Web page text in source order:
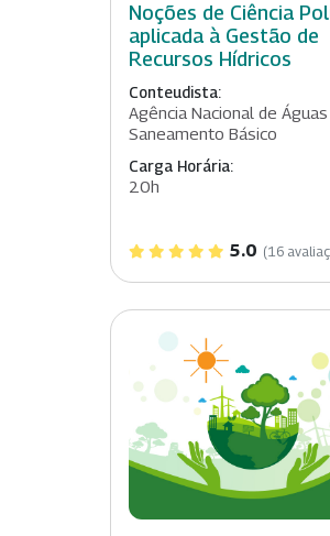
Noções de Ciência
aplicada à Gestão de
Recursos Hídricos
Conteudista:
Agência Nacional de
Saneamento Básico
Carga Horária:
20h
5.0 (16